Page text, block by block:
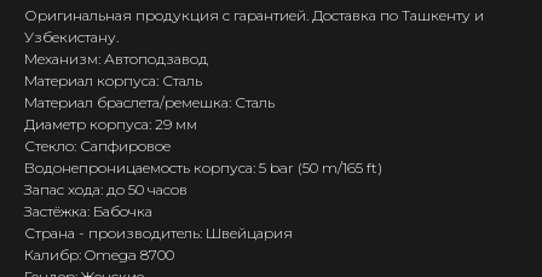
Оригинальная продукция с гарантией. Доставка по Ташкенту и
Узбекистану.
Механизм: Автоподзавод
Материал корпуса: Сталь
Материал браслета/ремешка: Сталь
Диаметр корпуса: 29 мм
Стекло: Сапфировое
Водонепроницаемость корпуса: 5 bar (50 m/165 ft)
Запас хода: до 50 часов
Застёжка: Бабочка
Страна - производитель: Швейцария
Калибр: Omega 8700